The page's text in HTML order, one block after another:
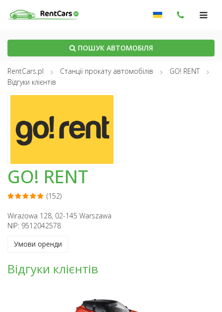
ПОШУК АВТОМОБІЛЯ
RentCars.pl Станції прокату автомобілів
GO! RENT
Відгуки клієнтів
GO! RENT
(152)
Wirażowa 128, 02-145 Warszawa
NIP: 9512042578
Умови оренди
Відгуки клієнтів